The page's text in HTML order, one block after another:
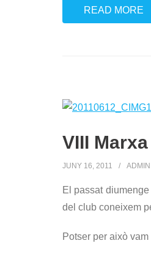
READ MORE
VIII
JUNY 16, 2011 ADMIN
El passat
del club coneixem
Potser per això